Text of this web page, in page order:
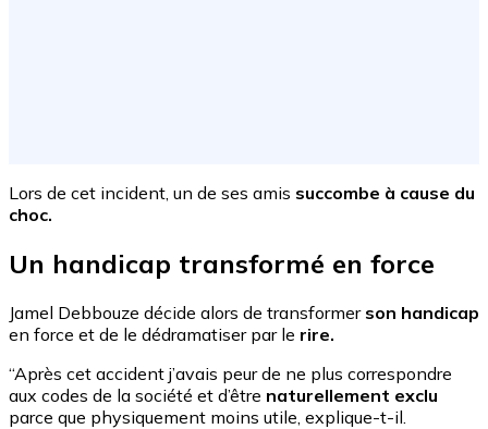
Lors de cet incident, un de ses amis succombe à cause du
choc.
Un handicap transformé en force
Jamel Debbouze décide alors de transformer son handicap
en force et de le dédramatiser par le rire.
“Après cet accident j’avais peur de ne plus correspondre
aux codes de la société et d’être naturellement exclu
parce que physiquement moins utile, explique-t-il.